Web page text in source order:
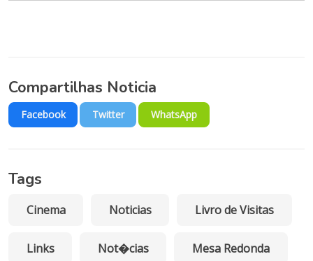
Compartilhas Noticia
Facebook Twitter WhatsApp
Tags
Cinema Noticias Livro de Visitas
Links Not�cias Mesa Redonda